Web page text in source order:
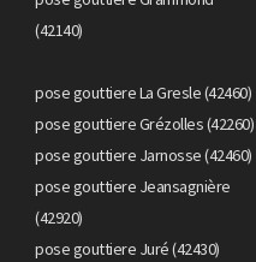
(42140)
pose gouttiere La Gresle (42460)
pose gouttiere Grézolles (42260)
pose gouttiere Jarnosse (42460)
pose gouttiere Jeansagnière
(42920)
pose gouttiere Juré (42430)